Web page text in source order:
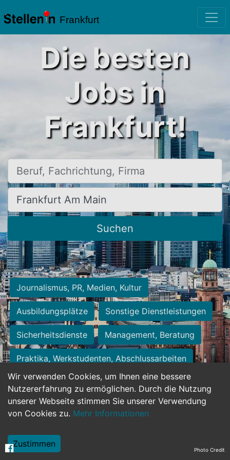
Frankfurt
Wir verwenden Cookies, um Ihnen eine bessere
Nutzererfahrung zu ermöglichen. Durch die Nutzung
unserer Webseite stimmen Sie unserer Verwendung
von Cookies zu. Mehr Informationen
Zustimmen
Die besten
Jobs in
Frankfurt!
Beruf, Fachrichtung, Firma
Ort, Stadt
Suchen
Journalismus, PR, Medien, Kultur
Ausbildungsplätze Sonstige Dienstleistungen
Sicherheitsdienste Management, Beratung
Praktika, Werkstudenten, Abschlussarbeiten
Personalwesen Assistenz, Sekretariat
Hilfskräfte, Aushilfs- und Nebenjobs
Weiterbildung, Studium, duale Ausbildung Photo Credit